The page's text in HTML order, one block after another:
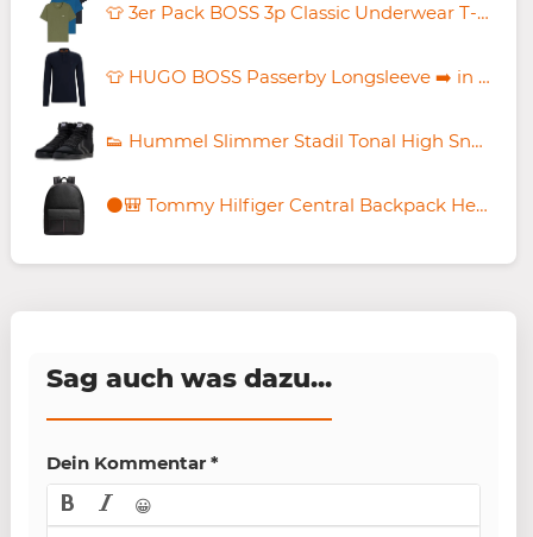
👕 3er Pack BOSS 3p Classic Underwear T-Shirts ab 27€ (statt 32€)
👕 HUGO BOSS Passerby Longsleeve ➡️ in Blau für 58,45€ (statt 107€)
👟 Hummel Slimmer Stadil Tonal High Sneaker ab 31,29€ (statt 46€)
⚫️🎒 Tommy Hilfiger Central Backpack Herren Rucksack für 89,47€ (statt 170€)
Sag auch was dazu...
Dein Kommentar *
😀